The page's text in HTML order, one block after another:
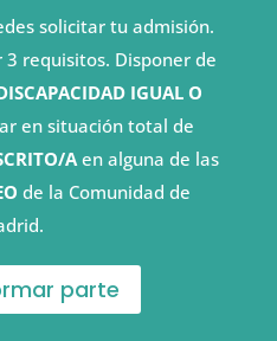
solicitar tu admisión.
requisitos. Disponer de
IGUAL O
en situación total de
Aen alguna de las
de la Comunidad de
parte